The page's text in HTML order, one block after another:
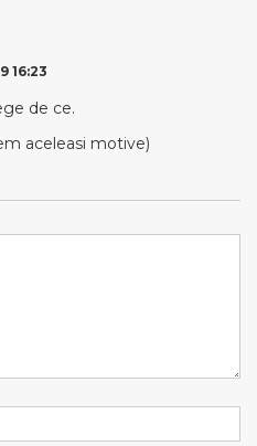
16:23
de ce.
aceleasi motive)